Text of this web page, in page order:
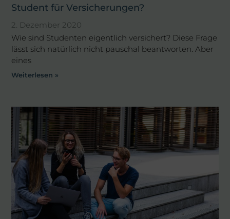
Student für Versicherungen?
2. Dezember 2020
Wie sind Studenten eigentlich versichert? Diese Frage
lässt sich natürlich nicht pauschal beantworten. Aber
eines
Weiterlesen »